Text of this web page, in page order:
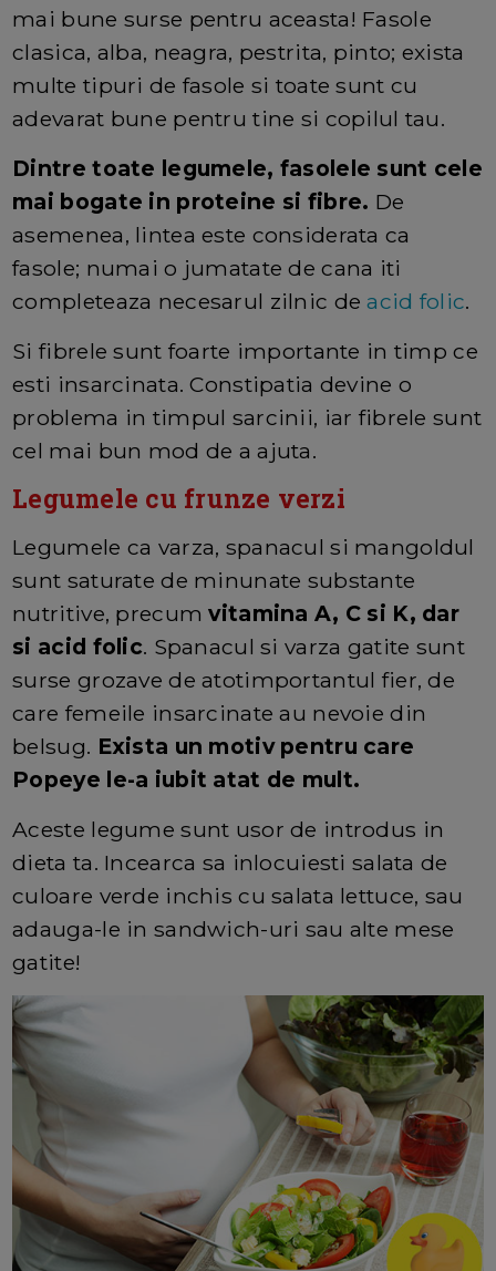
mai bune surse pentru aceasta! Fasole
clasica, alba, neagra, pestrita, pinto; exista
multe tipuri de fasole si toate sunt cu
adevarat bune pentru tine si copilul tau.
Dintre toate legumele, fasolele sunt cele
mai bogate in proteine si fibre. De
asemenea, lintea este considerata ca
fasole; numai o jumatate de cana iti
completeaza necesarul zilnic deacid folic.
Si fibrele sunt foarte importante in timp ce
esti insarcinata. Constipatia devine o
problema in timpul sarcinii, iar fibrele sunt
cel mai bun mod de a ajuta.
Legumele cu frunze verzi
Legumele ca varza, spanacul si mangoldul
sunt saturate de minunate substante
nutritive, precumvitamina A, C si K, dar
si acid folic. Spanacul si varza gatite sunt
surse grozave de atotimportantul fier, de
care femeile insarcinate au nevoie din
belsug. Exista un motiv pentru care
Popeye le-a iubit atat de mult.
Aceste legume sunt usor de introdus in
dieta ta. Incearca sa inlocuiesti salata de
culoare verde inchis cu salata lettuce, sau
adauga-le in sandwich-uri sau alte mese
gatite!